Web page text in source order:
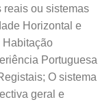
reais ou sistemas
Horizontal e
Habitação
Portuguesa
O sistema
geral e